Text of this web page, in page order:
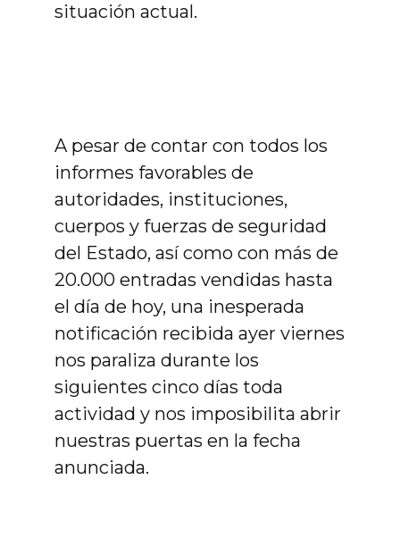
situación actual.
A pesar de contar con todos los
informes favorables de
autoridades, instituciones,
cuerpos y fuerzas de seguridad
del Estado, así como con más de
20.000 entradas vendidas hasta
el día de hoy, una inesperada
notificación recibida ayer viernes
nos paraliza durante los
siguientes cinco días toda
actividad y nos imposibilita abrir
nuestras puertas en la fecha
anunciada.